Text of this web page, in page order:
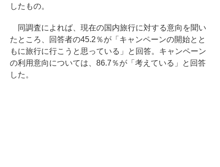
したもの。
同調査によれば、現在の国内旅行に対する意向を聞い
たところ、回答者の45.2％が「キャンペーンの開始とと
もに旅行に行こうと思っている」と回答。キャンペーン
の利用意向については、86.7％が「考えている」と回答
した。